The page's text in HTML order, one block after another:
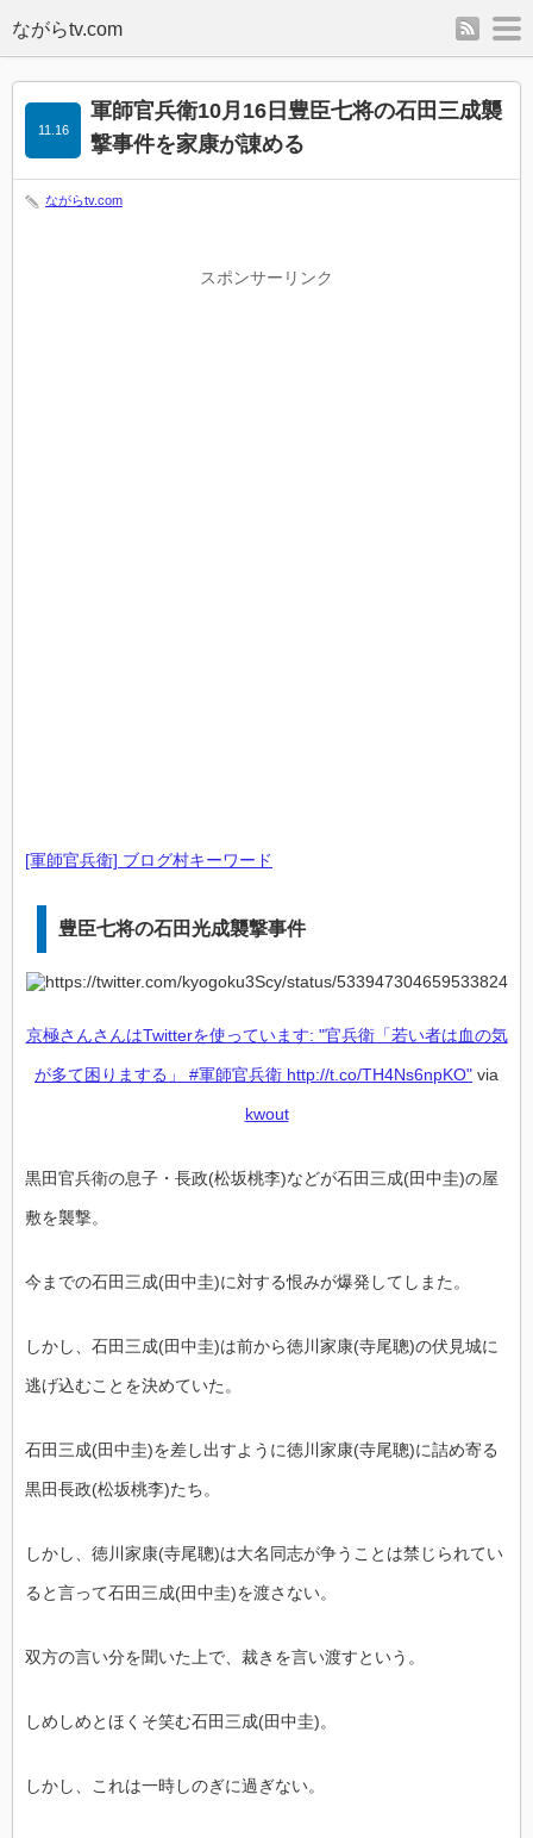
rss
軍師官兵衛10月16日豊臣七将の石田三成襲
撃事件を家康が諌める
11.16
ながらtv.com
スポンサーリンク
[軍師官兵衛] ブログ村キーワード
豊臣七将の石田光成襲撃事件
京極さんさんはTwitterを使っています: "官兵衛「若い者は血の気
が多て困りまする」 #軍師官兵衛 http://t.co/TH4Ns6npKO" via
kwout
黒田官兵衛の息子・長政(松坂桃李)などが石田三成(田中圭)の屋
敷を襲撃。
今までの石田三成(田中圭)に対する恨みが爆発してしまた。
しかし、石田三成(田中圭)は前から徳川家康(寺尾聰)の伏見城に
逃げ込むことを決めていた。
石田三成(田中圭)を差し出すように徳川家康(寺尾聰)に詰め寄る
黒田長政(松坂桃李)たち。
しかし、徳川家康(寺尾聰)は大名同志が争うことは禁じられてい
ると言って石田三成(田中圭)を渡さない。
双方の言い分を聞いた上で、裁きを言い渡すという。
しめしめとほくそ笑む石田三成(田中圭)。
しかし、これは一時しのぎに過ぎない。